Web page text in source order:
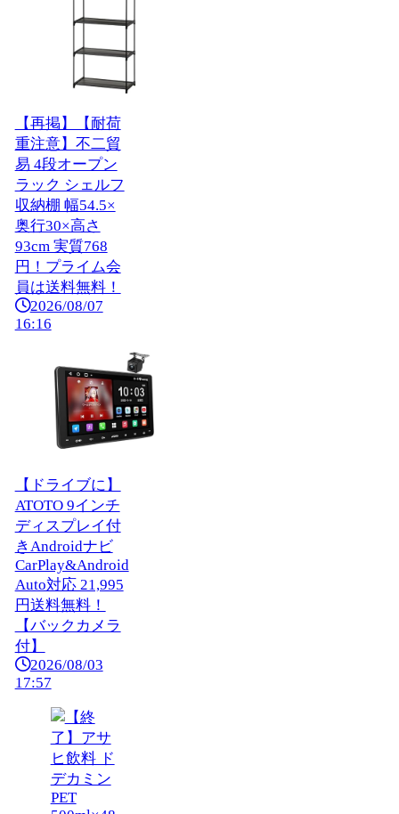
【再掲】【耐荷
重注意】不二貿
易 4段オープン
ラック シェルフ
収納棚 幅54.5×
奥行30×高さ
93cm 実質768
円！プライム会
員は送料無料！
2026/08/07
16:16
【ドライブに】
ATOTO 9インチ
ディスプレイ付
きAndroidナビ
CarPlay&Android
Auto対応 21,995
円送料無料！
【バックカメラ
付】
2026/08/03
17:57